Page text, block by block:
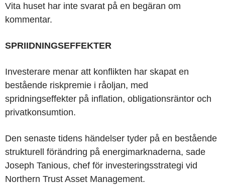
Vita huset har inte svarat på en begäran om
kommentar.
SPRIIDNINGSEFFEKTER
Investerare menar att konflikten har skapat en
bestående riskpremie i råoljan, med
spridningseffekter på inflation, obligationsräntor och
privatkonsumtion.
Den senaste tidens händelser tyder på en bestående
strukturell förändring på energimarknaderna, sade
Joseph Tanious, chef för investeringsstrategi vid
Northern Trust Asset Management.